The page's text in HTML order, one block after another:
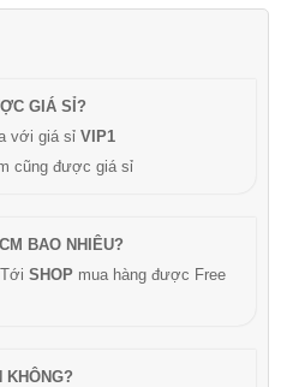
GIÁ SỈ?
với giá sỉ VIP1
cũng được giá sỉ
BAO NHIÊU?
SHOP mua hàng được Free
KHÔNG?